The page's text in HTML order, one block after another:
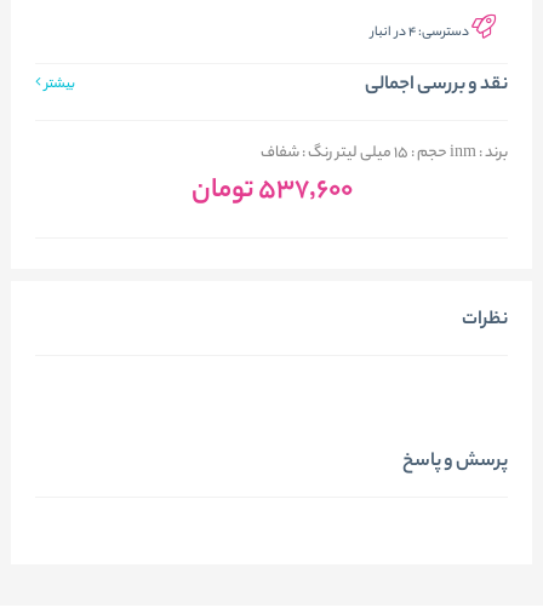
دسترسی:4 در انبار
نقد و بررسی اجمالی بیشتر
برند : inm حجم : 15 میلی لیتر رنگ : شفاف
537٬600تومان
نظرات
پرسش و پاسخ